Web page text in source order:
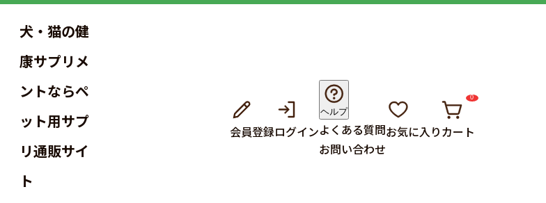
犬・猫の健
康サプリメ
ントならペ
ット用サプ
リ通販サイ
ト
会員登録ログイン
ヘルプ
よくある質問
お問い合わせ
お気に入りカート
0